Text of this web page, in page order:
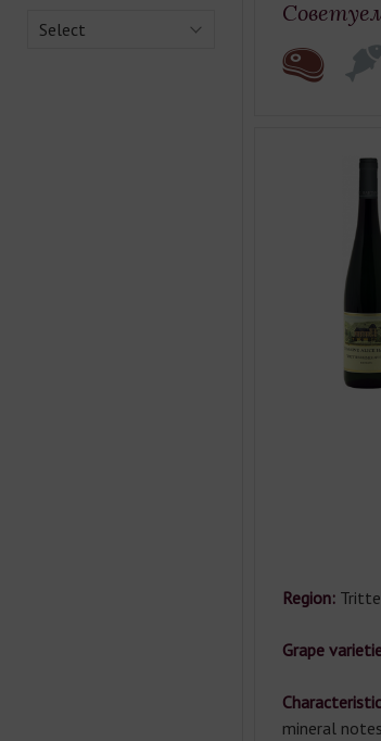
Select
Region:
Grape
mineral